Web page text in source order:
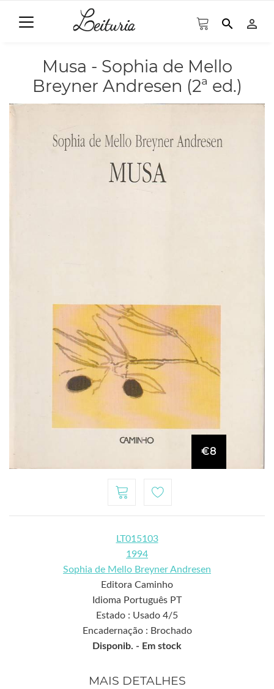
search person_outline
Musa - Sophia de Mello
Breyner Andresen (2ª ed.)
€8
LT015103
1994
Sophia de Mello Breyner Andresen
Editora Caminho
Idioma Português PT
Estado : Usado 4/5
Encadernação : Brochado
Disponib. - Em stock
MAIS DETALHES